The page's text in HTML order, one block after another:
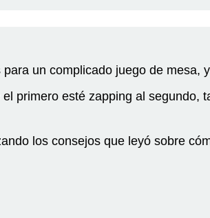
un complicado juego de mesa,
primero esté zapping al
los consejos que leyó sobre